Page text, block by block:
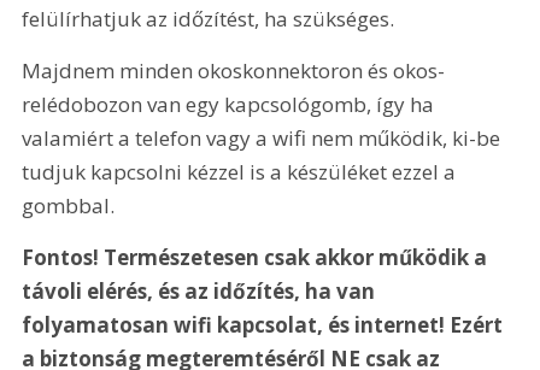
felülírhatjuk az időzítést, ha szükséges.
Majdnem minden okoskonnektoron és okos-
relédobozon van egy kapcsológomb, így ha
valamiért a telefon vagy a wifi nem működik, ki-be
tudjuk kapcsolni kézzel is a készüléket ezzel a
gombbal.
Fontos! Természetesen csak akkor működik a
távoli elérés, és az időzítés, ha van
folyamatosan wifi kapcsolat, és internet! Ezért
a biztonság megteremtéséről NE csak az